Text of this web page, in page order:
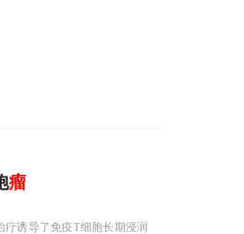
瘤
诱导了免疫T细胞长期浸润